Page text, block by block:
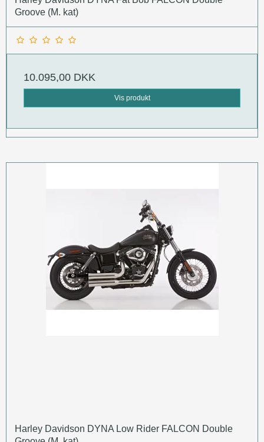
Groove (M. kat)
10.095,00 DKK
Vis produkt
Harley Davidson DYNA Low Rider FALCON Double